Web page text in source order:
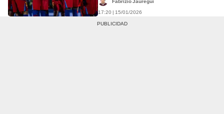
Fabrizio Jáuregui
17:20 | 15/01/2026